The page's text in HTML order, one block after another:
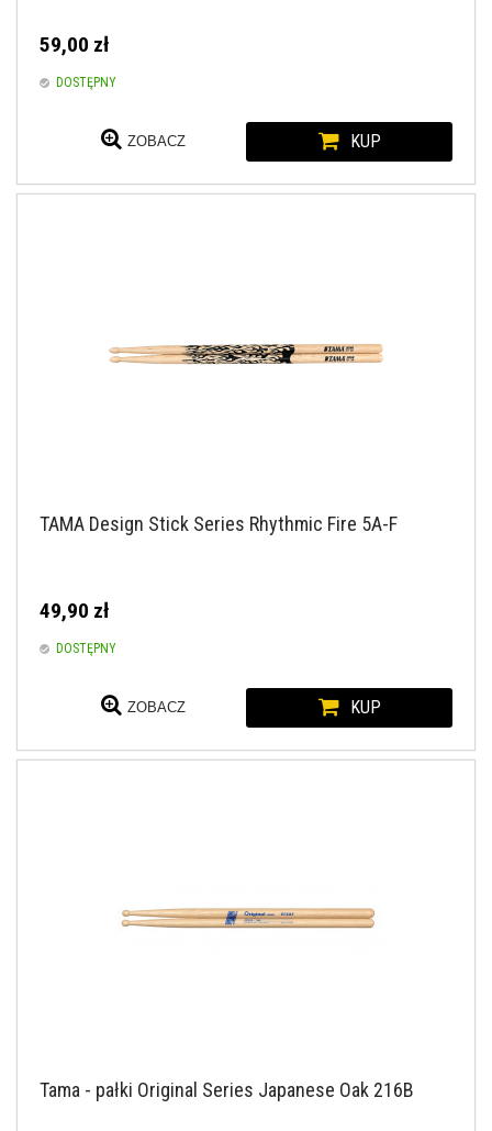
59,00 zł
DOSTĘPNY
ZOBACZ KUP
TAMA Design Stick Series Rhythmic Fire 5A-F
49,90 zł
DOSTĘPNY
ZOBACZ KUP
Tama - pałki Original Series Japanese Oak 216B